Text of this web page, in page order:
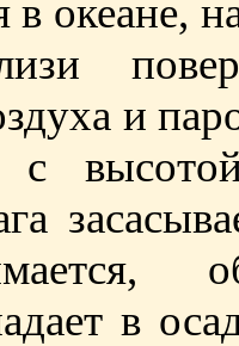
в океане,
и
с
в